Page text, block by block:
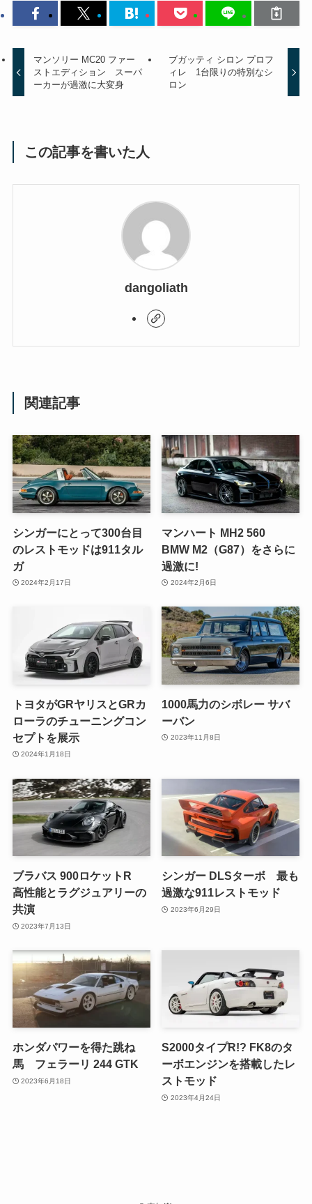
マンソリー MC20 ファー
ストエディション スーパ
ーカーが過激に大変身
ブガッティ シロン プロフ
ィレ 1台限りの特別なシ
ロン
この記事を書いた人
dangoliath
関連記事
シンガーにとって300台目
のレストモッドは911タル
ガ
2024年2月17日
マンハート MH2 560
BMW M2（G87）をさらに
過激に!
2024年2月6日
トヨタがGRヤリスとGRカ
ローラのチューニングコン
セプトを展示
2024年1月18日
1000馬力のシボレー サバ
ーバン
2023年11月8日
ブラバス 900ロケットR
高性能とラグジュアリーの
共演
2023年7月13日
シンガー DLSターボ 最も
過激な911レストモッド
2023年6月29日
ホンダパワーを得た跳ね
馬 フェラーリ 244 GTK
2023年6月18日
S2000タイプR!? FK8のタ
ーボエンジンを搭載したレ
ストモッド
2023年4月24日